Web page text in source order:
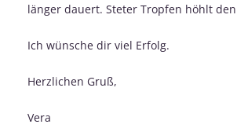
länger dauert. Steter Tropfen höhlt
Ich wünsche dir viel Erfolg.
Herzlichen Gruß,
Vera